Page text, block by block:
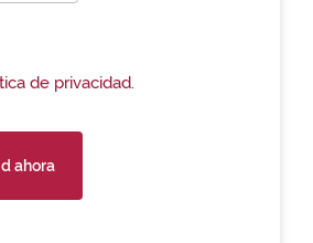
de privacidad.
ahora